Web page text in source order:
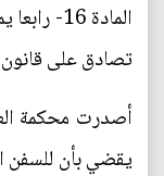
المادة
تصادق على قانون
أصدرت محكمة
يقضي بأن للسفن